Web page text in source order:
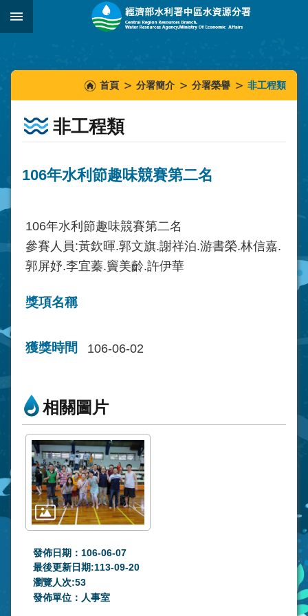
跳到主要內容區塊
::::::
首頁 分署簡介 分署榮譽 非工程類
非工程類
106年水利節趣味競賽第二名
106年水利節趣味競賽第二名
參賽人員:黃欽暉.郭文旗.謝祥泊.游書榮.林信嘉.
郭屏妤.李宜蓁.竇美齡.許伊華
獎項名稱
獲獎時間 106-06-02
相關圖片
發佈日期：106-06-07
最後更新日期:113-09-20
瀏覽人次:53
發佈單位：人事室